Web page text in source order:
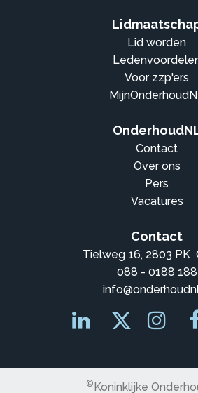
Lid worden
Voor zzp'ers
Contact
Over ons
Pers
Vacatures
Contact
Tielweg 16, 2803 PK
088 - 0188 188
©Koninklijke